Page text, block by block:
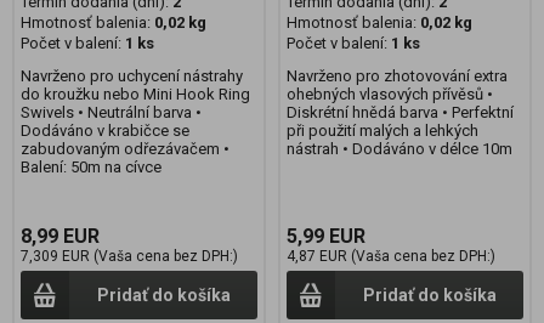
Hmotnosť balenia: 0,02 kg
Počet v balení: 1 ks
Navrženo pro uchycení nástrahy
do kroužku nebo Mini Hook Ring
Swivels • Neutrální barva •
Dodáváno v krabičce se
zabudovaným odřezávačem •
Balení: 50m na cívce
8,99 EUR
7,309 EUR (Vaša cena bez DPH:)
Pridať do košíka
Hmotnosť balenia: 0,02 kg
Počet v balení: 1 ks
Navrženo pro zhotovování extra
ohebných vlasových přívěsů •
Diskrétní hnědá barva • Perfektní
při použití malých a lehkých
nástrah • Dodáváno v délce 10m
5,99 EUR
4,87 EUR (Vaša cena bez DPH:)
Pridať do košíka